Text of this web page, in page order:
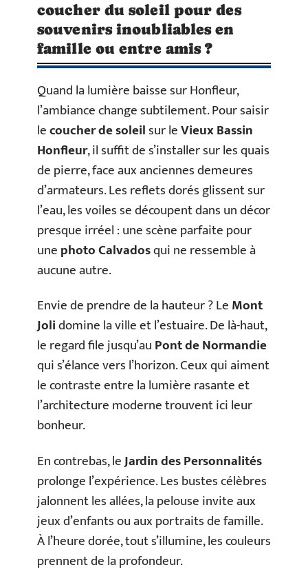
coucher du soleil pour des
souvenirs inoubliables en
famille ou entre amis ?
Quand la lumière baisse sur Honfleur,
l’ambiance change subtilement. Pour saisir
lecoucher de soleilsur leVieux Bassin
Honfleur, il suffit de s’installer sur les quais
de pierre, face aux anciennes demeures
d’armateurs. Les reflets dorés glissent sur
l’eau, les voiles se découpent dans un décor
presque irréel : une scène parfaite pour
unephoto Calvadosqui ne ressemble à
aucune autre.
Envie de prendre de la hauteur ? LeMont
Jolidomine la ville et l’estuaire. De là-haut,
le regard file jusqu’auPont de Normandie
qui s’élance vers l’horizon. Ceux qui aiment
le contraste entre la lumière rasante et
l’architecture moderne trouvent ici leur
bonheur.
En contrebas, leJardin des Personnalités
prolonge l’expérience. Les bustes célèbres
jalonnent les allées, la pelouse invite aux
jeux d’enfants ou aux portraits de famille.
À l’heure dorée, tout s’illumine, les couleurs
prennent de la profondeur.